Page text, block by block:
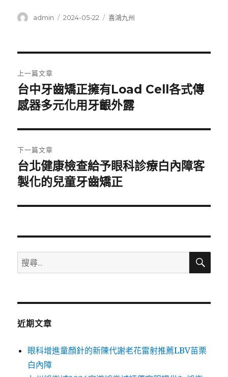
作
admin
發
2024-05-22
分
喜鴻九州
章
導
覽
上一篇文章
上
一
文
章:
台中牙齒矯正擁有Load Cell各式傳
感器多元化用牙齦外露
下一篇文章
下
一
文
台北健康檢查給予眼科診療白內障客
製化的兒童牙齒矯正
搜
尋
鍵
搜
近期文章
眼科增進童顏針的新陳代謝老花雷射推薦LBV苗栗
白內障